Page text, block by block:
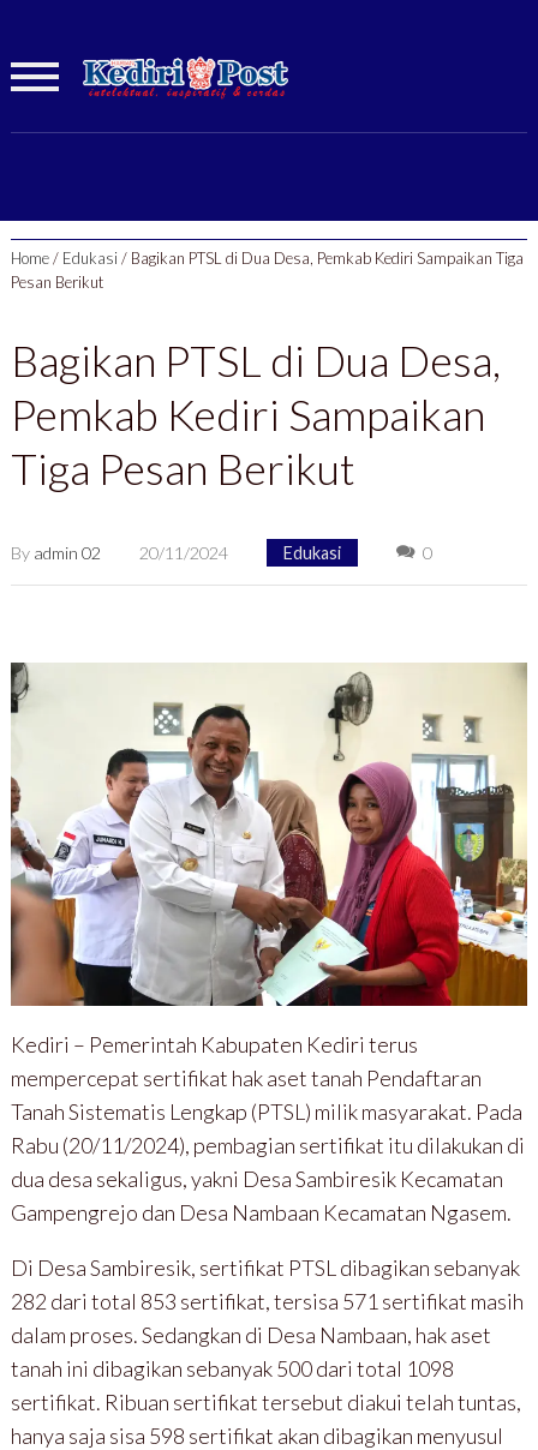
Home/ Edukasi / Bagikan PTSL di Dua Desa, Pemkab Kediri Sampaikan Tiga
Pesan Berikut
Bagikan PTSL di Dua Desa,
Pemkab Kediri Sampaikan
Tiga Pesan Berikut
By admin 02 20/11/2024 Edukasi 0
Kediri – Pemerintah Kabupaten Kediri terus
mempercepat sertifikat hak aset tanah Pendaftaran
Tanah Sistematis Lengkap (PTSL) milik masyarakat. Pada
Rabu (20/11/2024), pembagian sertifikat itu dilakukan di
dua desa sekaligus, yakni Desa Sambiresik Kecamatan
Gampengrejo dan Desa Nambaan Kecamatan Ngasem.
Di Desa Sambiresik, sertifikat PTSL dibagikan sebanyak
282 dari total 853 sertifikat, tersisa 571 sertifikat masih
dalam proses. Sedangkan di Desa Nambaan, hak aset
tanah ini dibagikan sebanyak 500 dari total 1098
sertifikat. Ribuan sertifikat tersebut diakui telah tuntas,
hanya saja sisa 598 sertifikat akan dibagikan menyusul